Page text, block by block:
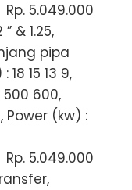
Rp. 5.049.000
& 1.25,
pipa
15 13 9,
600,
(kw) :
Rp. 5.049.000